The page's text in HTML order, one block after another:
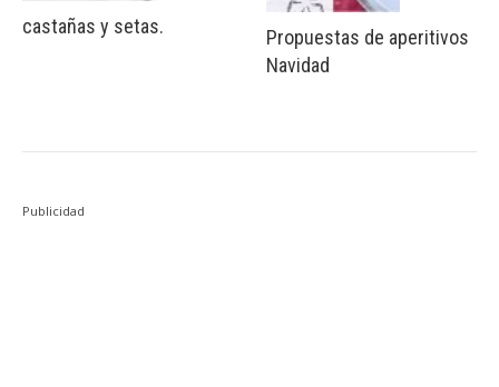
castañas y setas.
Propuestas de aperitivos
Navidad
Publicidad